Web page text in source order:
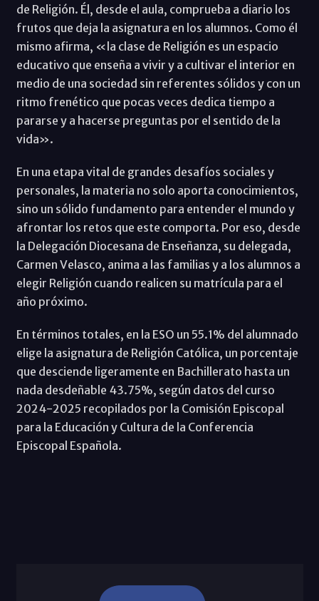
de Religión. Él, desde el aula, comprueba a diario los
frutos que deja la asignatura en los alumnos. Como él
mismo afirma, «la clase de Religión es un espacio
educativo que enseña a vivir y a cultivar el interior en
medio de una sociedad sin referentes sólidos y con un
ritmo frenético que pocas veces dedica tiempo a
pararse y a hacerse preguntas por el sentido de la
vida».
En una etapa vital de grandes desafíos sociales y
personales, la materia no solo aporta conocimientos,
sino un sólido fundamento para entender el mundo y
afrontar los retos que este comporta. Por eso, desde
la Delegación Diocesana de Enseñanza, su delegada,
Carmen Velasco, anima a las familias y a los alumnos a
elegir Religión cuando realicen su matrícula para el
año próximo.
En términos totales, en la ESO un 55.1% del alumnado
elige la asignatura de Religión Católica, un porcentaje
que desciende ligeramente en Bachillerato hasta un
nada desdeñable 43.75%, según datos del curso
2024-2025 recopilados por la Comisión Episcopal
para la Educación y Cultura de la Conferencia
Episcopal Española.